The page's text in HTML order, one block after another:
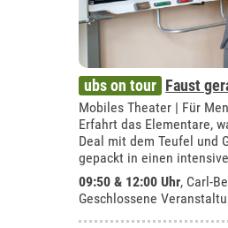
ubs on tour Faust
Mobiles Theater | Für
Erfahrt das Elementare,
Deal mit dem Teufel und
gepackt in einen
09:50 & 12:00 Uhr, Carl-
Geschlossene